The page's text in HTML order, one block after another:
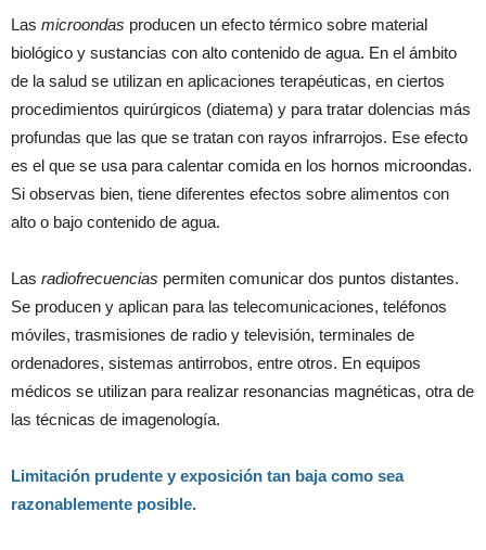
Las microondas producen un efecto térmico sobre material
biológico y sustancias con alto contenido de agua. En el ámbito
de la salud se utilizan en aplicaciones terapéuticas, en ciertos
procedimientos quirúrgicos (diatema) y para tratar dolencias más
profundas que las que se tratan con rayos infrarrojos. Ese efecto
es el que se usa para calentar comida en los hornos microondas.
Si observas bien, tiene diferentes efectos sobre alimentos con
alto o bajo contenido de agua.
Las radiofrecuencias permiten comunicar dos puntos distantes.
Se producen y aplican para las telecomunicaciones, teléfonos
móviles, trasmisiones de radio y televisión, terminales de
ordenadores, sistemas antirrobos, entre otros. En equipos
médicos se utilizan para realizar resonancias magnéticas, otra de
las técnicas de imagenología.
Limitación prudente y exposición tan baja como sea
razonablemente posible.